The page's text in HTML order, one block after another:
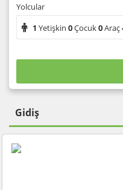
Yolcular
1 Yetişkin 0Çocuk0Araç
Gidiş